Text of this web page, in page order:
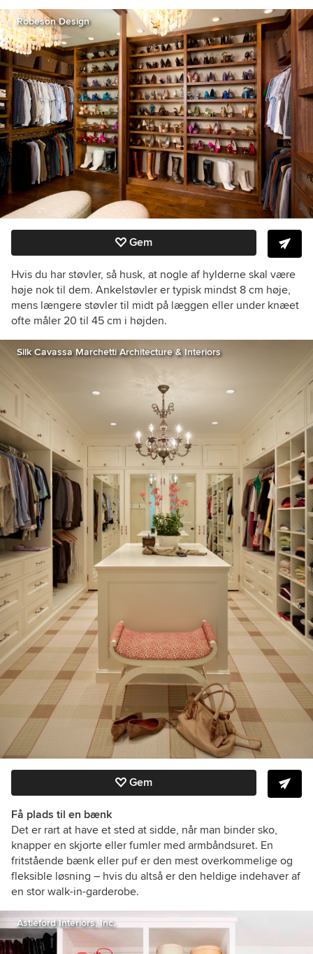
Robeson Design
Gem
Hvis du har støvler, så husk, at nogle af hylderne skal være
høje nok til dem. Ankelstøvler er typisk mindst 8 cm høje,
mens længere støvler til midt på læggen eller under knæet
ofte måler 20 til 45 cm i højden.
Silk Cavassa Marchetti Architecture & Interiors
Gem
Få plads til en bænk
Det er rart at have et sted at sidde, når man binder sko,
knapper en skjorte eller fumler med armbåndsuret. En
fritstående bænk eller puf er den mest overkommelige og
fleksible løsning – hvis du altså er den heldige indehaver af
en stor walk-in-garderobe.
Astleford Interiors, Inc.